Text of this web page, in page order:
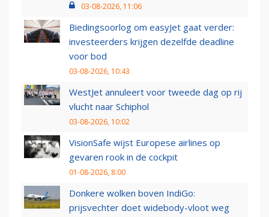
03-08-2026, 11:06
Biedingsoorlog om easyJet gaat verder:
investeerders krijgen dezelfde deadline
voor bod
03-08-2026, 10:43
WestJet annuleert voor tweede dag op rij
vlucht naar Schiphol
03-08-2026, 10:02
VisionSafe wijst Europese airlines op
gevaren rook in de cockpit
01-08-2026, 8:00
Donkere wolken boven IndiGo:
prijsvechter doet widebody-vloot weg